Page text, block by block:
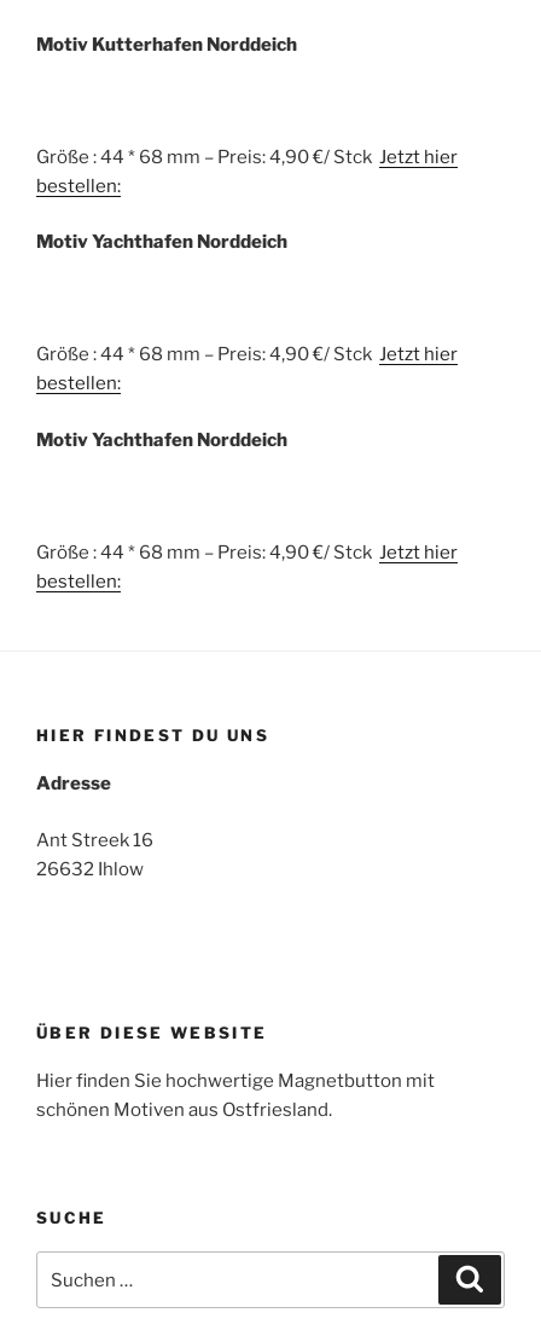
Motiv Kutterhafen Norddeich
Größe : 44 * 68 mm – Preis: 4,90 €/ Stck Jetzt hier
bestellen:
Motiv Yachthafen Norddeich
Größe : 44 * 68 mm – Preis: 4,90 €/ Stck Jetzt hier
bestellen:
Motiv Yachthafen Norddeich
Größe : 44 * 68 mm – Preis: 4,90 €/ Stck Jetzt hier
bestellen:
HIER FINDEST DU UNS
Adresse
Ant Streek 16
26632 Ihlow
ÜBER DIESE WEBSITE
Hier finden Sie hochwertige Magnetbutton mit
schönen Motiven aus Ostfriesland.
SUCHE
nach: